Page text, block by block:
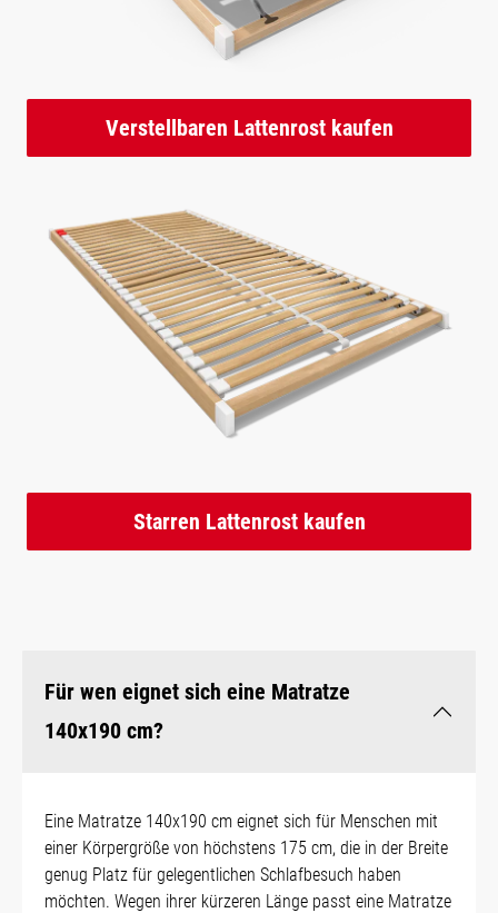
Verstellbaren Lattenrost kaufen
Starren Lattenrost kaufen
Für wen eignet sich eine Matratze
140x190 cm?
Eine Matratze 140x190 cm eignet sich für Menschen mit
einer Körpergröße von höchstens 175 cm, die in der Breite
genug Platz für gelegentlichen Schlafbesuch haben
möchten. Wegen ihrer kürzeren Länge passt eine Matratze